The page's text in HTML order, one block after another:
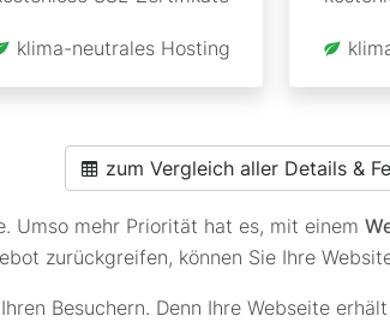
klima-neutrales Hosting
zum Vergleich aller Details &
Umso mehr Priorität hat es, mit einem
zurückgreifen, können Sie Ihre
Besuchern. Denn Ihre Webseite